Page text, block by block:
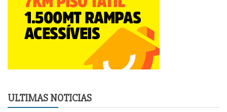
ULTIMAS NOTICIAS